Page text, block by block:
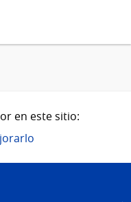
en este sitio: